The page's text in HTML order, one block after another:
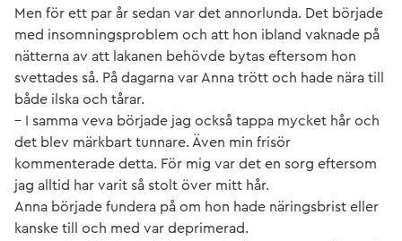
Men för ett par år sedan var det annorlunda. Det började
med insomningsproblem och att hon ibland vaknade på
nätterna av att lakanen behövde bytas eftersom hon
svettades så. På dagarna var Anna trött och hade nära till
både ilska och tårar.
– I samma veva började jag också tappa mycket hår och
det blev märkbart tunnare. Även min frisör
kommenterade detta. För mig var det en sorg eftersom
jag alltid har varit så stolt över mitt hår.
Anna började fundera på om hon hade näringsbrist eller
kanske till och med var deprimerad.